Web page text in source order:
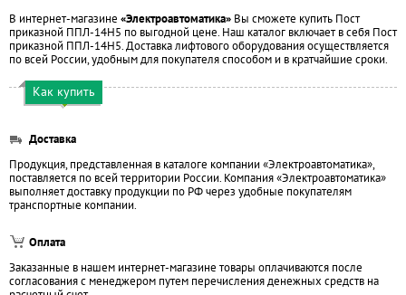
В интернет-магазине «Электроавтоматика» Вы сможете купить Пост
приказной ППЛ-14Н5 по выгодной цене. Наш каталог включает в себя Пост
приказной ППЛ-14Н5. Доставка лифтового оборудования осуществляется
по всей России, удобным для покупателя способом и в кратчайшие сроки.
Как купить
Доставка
Продукция, представленная в каталоге компании «Электроавтоматика»,
поставляется по всей территории России. Компания «Электроавтоматика»
выполняет доставку продукции по РФ через удобные покупателям
транспортные компании.
Оплата
Заказанные в нашем интернет-магазине товары оплачиваются после
согласования с менеджером путем перечисления денежных средств на